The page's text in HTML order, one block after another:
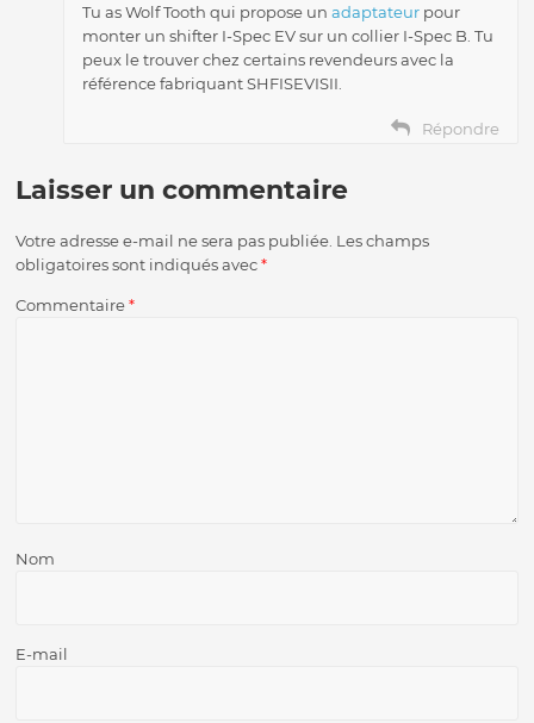
Tu as Wolf Tooth qui propose unadaptateur pour
monter un shifter I-Spec EV sur un collier I-Spec B. Tu
peux le trouver chez certains revendeurs avec la
référence fabriquant SHFISEVISII.
Répondre
Laisser un commentaire
Votre adresse e-mail ne sera pas publiée. Les champs
obligatoires sont indiqués avec*
Commentaire*
Nom
E-mail